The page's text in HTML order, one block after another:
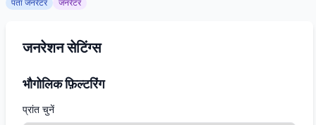
पता जनरेटर जनरेटर
जनरेशन सेटिंग्स
भौगोलिक फ़िल्टरिंग
प्रांत चुनें